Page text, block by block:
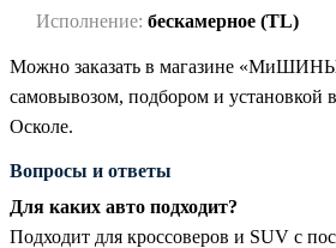
Исполнение: бескамерное (TL)
Можно заказать в магазине
самовывозом, подбором и установкой
Осколе.
Вопросы и ответы
Для каких авто подходит?
Подходит для кроссоверов и SUV с